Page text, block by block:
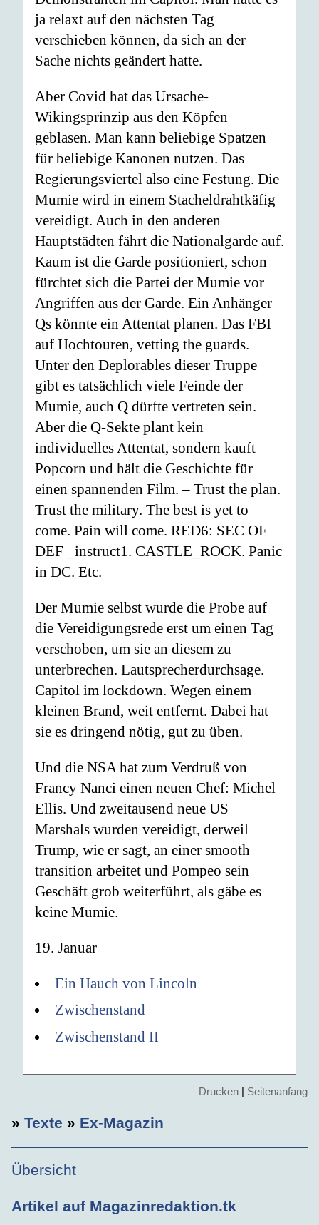
ja relaxt auf den nächsten Tag
verschieben können, da sich an der
Sache nichts geändert hatte.
Aber Covid hat das Ursache-
Wikingsprinzip aus den Köpfen
geblasen. Man kann beliebige Spatzen
für beliebige Kanonen nutzen. Das
Regierungsviertel also eine Festung. Die
Mumie wird in einem Stacheldrahtkäfig
vereidigt. Auch in den anderen
Hauptstädten fährt die Nationalgarde auf.
Kaum ist die Garde positioniert, schon
fürchtet sich die Partei der Mumie vor
Angriffen aus der Garde. Ein Anhänger
Qs könnte ein Attentat planen. Das FBI
auf Hochtouren, vetting the guards.
Unter den Deplorables dieser Truppe
gibt es tatsächlich viele Feinde der
Mumie, auch Q dürfte vertreten sein.
Aber die Q-Sekte plant kein
individuelles Attentat, sondern kauft
Popcorn und hält die Geschichte für
einen spannenden Film. – Trust the plan.
Trust the military. The best is yet to
come. Pain will come. RED6: SEC OF
DEF _instruct1. CASTLE_ROCK. Panic
in DC. Etc.
Der Mumie selbst wurde die Probe auf
die Vereidigungsrede erst um einen Tag
verschoben, um sie an diesem zu
unterbrechen. Lautsprecherdurchsage.
Capitol im lockdown. Wegen einem
kleinen Brand, weit entfernt. Dabei hat
sie es dringend nötig, gut zu üben.
Und die NSA hat zum Verdruß von
Francy Nanci einen neuen Chef: Michel
Ellis. Und zweitausend neue US
Marshals wurden vereidigt, derweil
Trump, wie er sagt, an einer smooth
transition arbeitet und Pompeo sein
Geschäft grob weiterführt, als gäbe es
keine Mumie.
19. Januar
Ein Hauch von Lincoln
Zwischenstand
Zwischenstand II
Drucken | Seitenanfang
» Texte » Ex-Magazin
Übersicht
Artikel auf Magazinredaktion.tk